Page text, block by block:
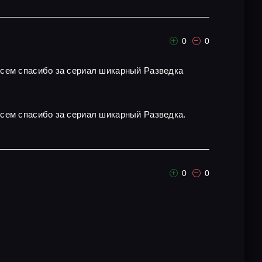
0 0
спасибо за сериал шикарный Разведка
спасибо за сериал шикарный Разведка.
0 0